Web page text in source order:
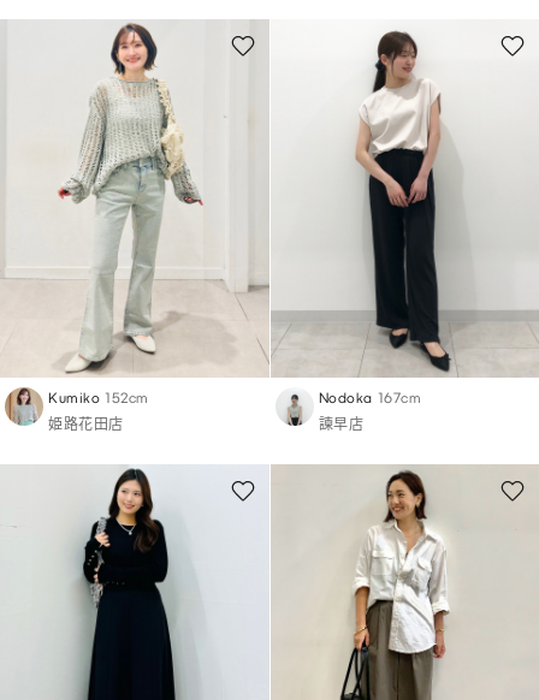
Kumiko 152cm
姫路花田店
Nodoka 167cm
諫早店